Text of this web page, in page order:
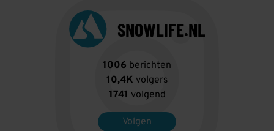
SNOWLIFE.NL
1006 berichten
10,4K volgers
1741 volgend
Volgen